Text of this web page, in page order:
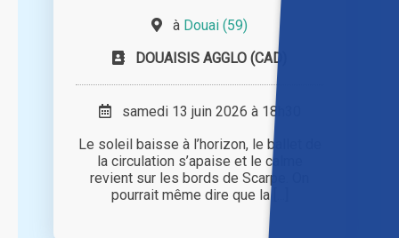
à Douai (59)
DOUAISIS AGGLO (CAD)
samedi 13 juin 2026 à 18h30
Le soleil baisse à l’horizon, le ballet de
la circulation s’apaise et le calme
revient sur les bords de Scarpe. On
pourrait même dire que la [...]